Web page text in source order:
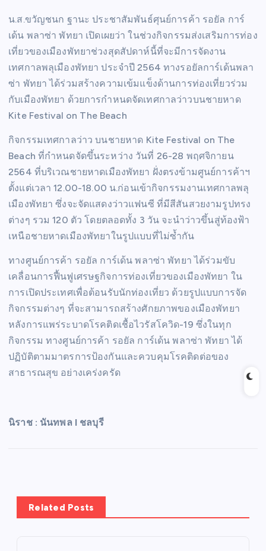
น.ส.ขวัญชนก ฐานะ ประชาสัมพันธ์ศุนย์การค้า รอยัล การ์
เด้น พลาซ่า พัทยา เปิดเผยว่า ในช่วงกิจกรรมส่งเสริมการท่อง
เที่ยวของเมืองพัทยาช่วงสุดสัปดาห์นี้ที่จะมีการจัดงาน
เทศกาลพลุเมืองพัทยา ประจำปี 2564 ทางรอยัลการ์เด้นพลา
ซ่า พัทยา ได้ร่วมสร้างความเข้มแข็งด้านการท่องเที่ยวร่วม
กับเมืองพัทยา ด้วยการกำหนดจัดเทศกาลว่าวบนชายหาด
Kite Festival on The Beach
กิจกรรมเทศกาลว่าว บนชายหาด Kite Festival on The
Beach ที่กำหนดจัดขึ้นระหว่าง วันที่ 26-28 พฤศจิกายน
2564 ที่บริเวณชายหาดเมืองพัทยา ฝั่งตรงข้ามศูนย์การค้าฯ
ตั้งแต่เวลา 12.00-18.00 น.ก่อนเข้ากิจกรรมงานเทศกาลพลุ
เมืองพัทยา ซึ่งจะจัดแสดงว่าวแฟนซี ที่มีสีสันสวยงามรูปทรง
ต่างๆ รวม 120 ตัว โดยตลอดทั้ง 3 วัน จะนำว่าวขึ้นสู่ท้องฟ้า
เหนือชายหาดเมืองพัทยาในรูปแบบที่ไม่ซ้ำกัน
ทางศูนย์การค้า รอยัล การ์เด้น พลาซ่า พัทยา ได้ร่วมขับ
เคลื่อนการฟื้นฟูเศรษฐกิจการท่องเที่ยวของเมืองพัทยา ใน
การเปิดประเทศเพื่อต้อนรับนักท่องเที่ยว ด้วยรูปแบบการจัด
กิจกรรมต่างๆ ที่จะสามารถสร้างศักยภาพของเมืองพัทยา
หลังการแพร่ระบาดโรคติดเชื้อไวรัสโควิด-19 ซึ่งในทุก
กิจกรรม ทางศูนย์การค้า รอยัล การ์เด้น พลาซ่า พัทยา ได้
ปฏิบัติตามมาตรการป้องกันและควบคุมโรคติดต่อของ
สาธารณสุข อย่างเคร่งครัด
นิราช : นันทพล I ชลบุรี
Related Posts